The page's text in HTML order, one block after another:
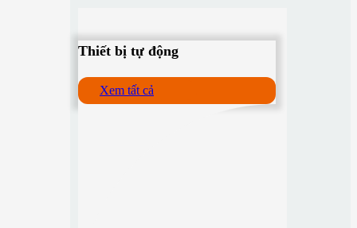
Thiết bị tự động
Xem tất cả